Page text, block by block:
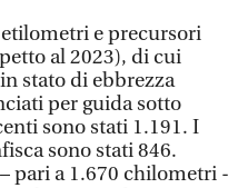
e precursori
al 2023), di cui
stato di ebbrezza
per guida sotto
sono stati 1.191. I
sono stati 846.
pari a 1.670 chilometri -